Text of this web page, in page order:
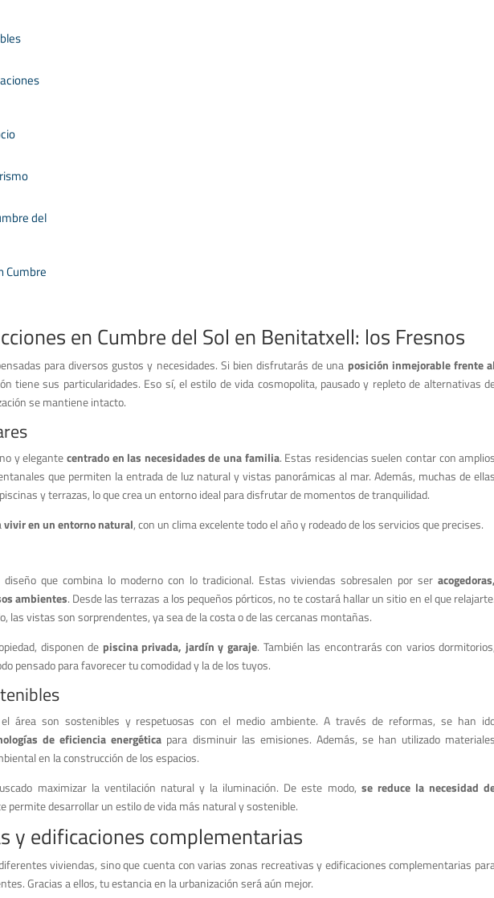
del
Cumbre
en Cumbre del Sol en Benitatxell: los Fresnos
para diversos gustos y necesidades. Si bien disfrutarás de una posición inmejorable frente al
tiene sus particularidades. Eso sí, el estilo de vida cosmopolita, pausado y repleto de alternativas
se mantiene intacto.
y elegantecentrado en las necesidades de una familia. Estas residencias suelen contar con amplios
que permiten la entrada de luz natural y vistas panorámicas al mar. Además, muchas de ellas
y terrazas, lo que crea un entorno ideal para disfrutar de momentos de tranquilidad.
vivir en un entorno natural, con un clima excelente todo el año y rodeado de los servicios que precises.
que combina lo moderno con lo tradicional. Estas viviendas sobresalen por seracogedoras,
ambientes. Desde las terrazas a los pequeños pórticos, no te costará hallar un sitio en el que relajarte.
las vistas son sorprendentes, ya sea de la costa o de las cercanas montañas.
disponen de piscina privada, jardín y garaje. También las encontrarás con varios dormitorios,
pensado para favorecer tu comodidad y la de los tuyos.
área son sostenibles y respetuosas con el medio ambiente. A través de reformas, se han
de eficiencia energética para disminuir las emisiones. Además, se han utilizado materiales
en la construcción de los espacios.
maximizar la ventilación natural y la iluminación. De este modo, se reduce la necesidad
permite desarrollar un estilo de vida más natural y sostenible.
y edificaciones complementarias
viviendas, sino que cuenta con varias zonas recreativas y edificaciones complementarias
Gracias a ellos, tu estancia en la urbanización será aún mejor.